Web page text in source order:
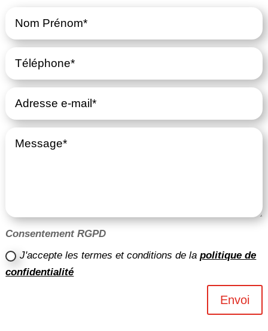
Consentement RGPD
J'accepte les termes et conditions de lapolitique de
confidentialité
Envoi